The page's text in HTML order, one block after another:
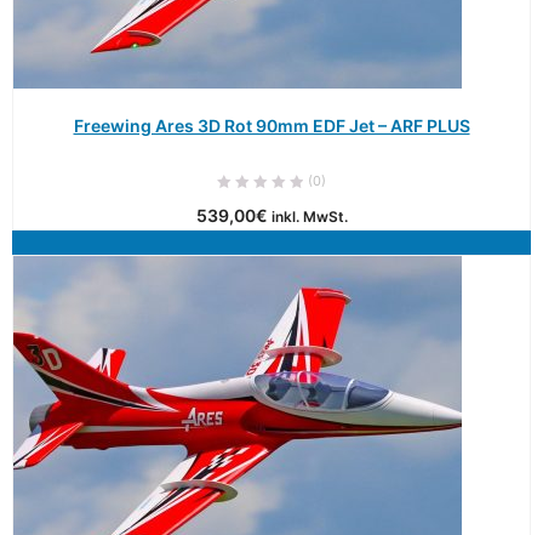
Freewing Ares 3D Rot 90mm EDF Jet – ARF PLUS
(0)
539,00€ inkl. MwSt.